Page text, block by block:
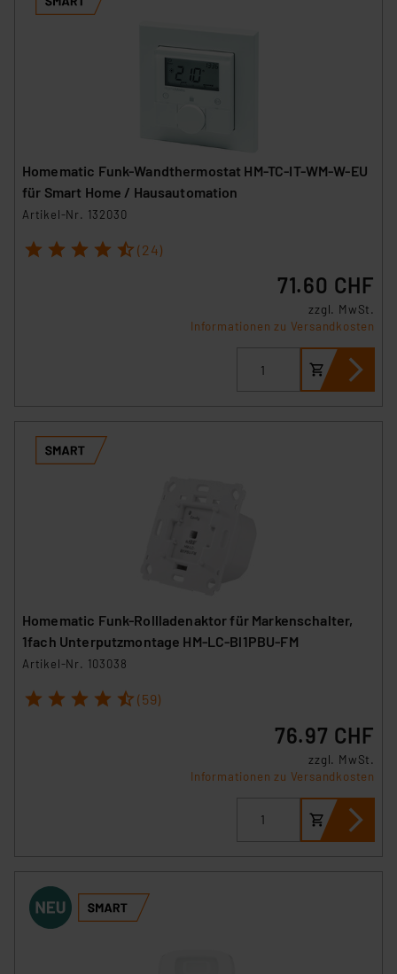
Homematic Funk-Wandthermostat HM-TC-IT-WM-W-EU
für Smart Home / Hausautomation
Artikel-Nr. 132030
1 2 3 4 5 (24)
71.60 CHF
zzgl. MwSt.
Informationen zu Versandkosten
Homematic Funk-Rollladenaktor für Markenschalter,
1fach Unterputzmontage HM-LC-Bl1PBU-FM
Artikel-Nr. 103038
1 2 3 4 5 (59)
76.97 CHF
zzgl. MwSt.
Informationen zu Versandkosten